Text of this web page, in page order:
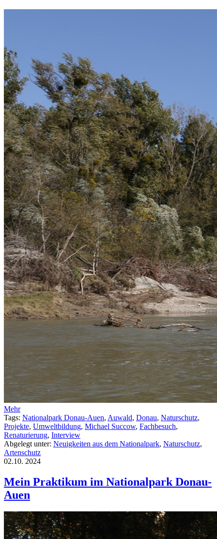
Mehr
Tags: Nationalpark Donau-Auen, Auwald, Donau, Naturschutz,
Projekte, Umweltbildung, Michael Succow, Fachbesuch,
Renaturierung, Interview
Abgelegt unter: Neuigkeiten aus dem Nationalpark, Naturschutz,
Artenschutz
02.10. 2024
Mein Praktikum im Nationalpark Donau-
Auen